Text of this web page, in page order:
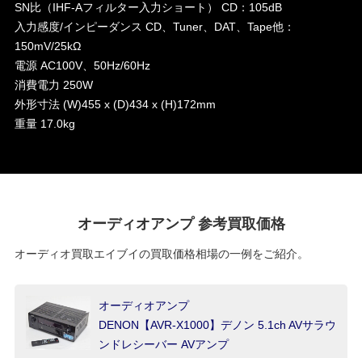
SN比（IHF-Aフィルター入力ショート） CD：105dB
入力感度/インピーダンス CD、Tuner、DAT、Tape他：
150mV/25kΩ
電源 AC100V、50Hz/60Hz
消費電力 250W
外形寸法 (W)455 x (D)434 x (H)172mm
重量 17.0kg
オーディオアンプ 参考買取価格
オーディオ買取エイブイの買取価格相場の一例をご紹介。
オーディオアンプ
DENON【AVR-X1000】デノン 5.1ch AVサラウ
ンドレシーバー AVアンプ